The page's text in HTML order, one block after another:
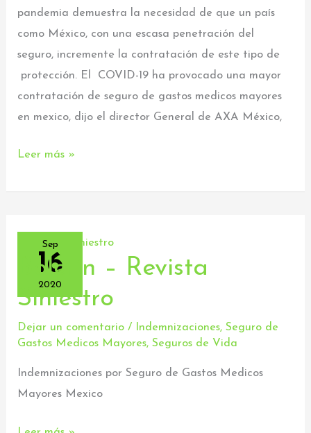
pandemia demuestra la necesidad de que un país
como México, con una escasa penetración del
seguro, incremente la contratación de este tipo de
protección. El COVID-19 ha provocado una mayor
contratación de seguro de gastos medicos mayores
en mexico, dijo el director General de AXA México,
México
Leer más »
Sep
16
2020
Boletín – Revista
Siniestro
Dejar un comentario / Indemnizaciones,Seguro de
Gastos Medicos Mayores,Seguros de Vida
Indemnizaciones por Seguro de Gastos Medicos
Mayores Mexico
Boletín
Revista
Siniestro